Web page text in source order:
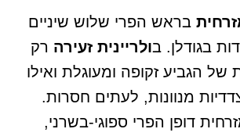
בראש הפרי שלוש שיניים
בגודלן. בולריינית זעירה רק
של הגביע זקופה ומעוגלת ואילו
מנוונות, לעתים חסרות.
דופן הפרי ספוגי-בשרני,